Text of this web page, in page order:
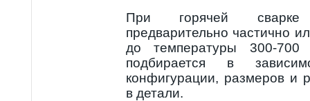
При горячей сварке
предварительно частично
до температуры 300-
подбирается в
конфигурации, размеров и
в детали.